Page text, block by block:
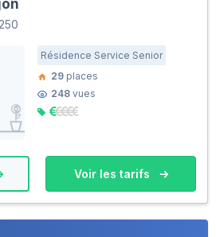
Résidence Service Senior
29 places
248 vues
Voir les tarifs